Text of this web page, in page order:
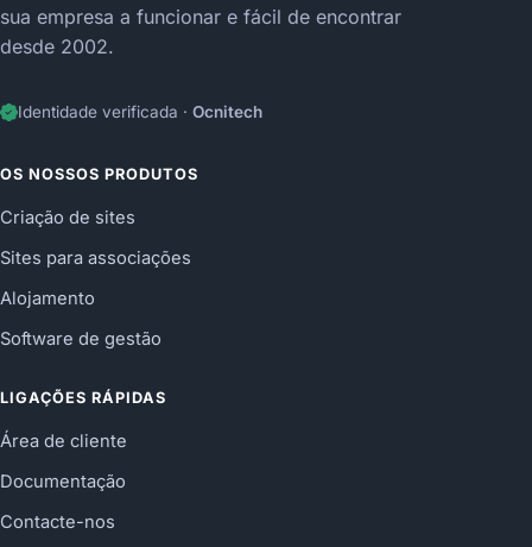
sua empresa a funcionar e fácil de encontrar
desde 2002.
Identidade verificada · Ocnitech
OS NOSSOS PRODUTOS
Criação de sites
Sites para associações
Alojamento
Software de gestão
LIGAÇÕES RÁPIDAS
Área de cliente
Documentação
Contacte-nos